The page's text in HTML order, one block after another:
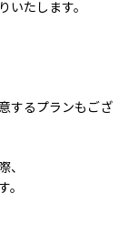
いたします。
するプランもござ
、
。